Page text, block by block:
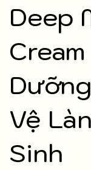
Deep
Vệ
Sinh